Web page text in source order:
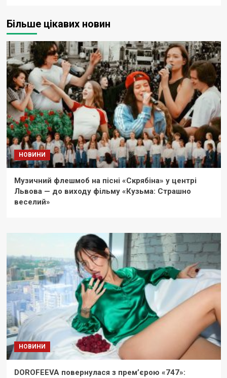
Більше цікавих новин
НОВИНИ
Музичний флешмоб на пісні «Скрябіна» у центрі
Львова — до виходу фільму «Кузьма: Страшно
веселий»
НОВИНИ
DOROFEEVA повернулася з прем’єрою «747»: